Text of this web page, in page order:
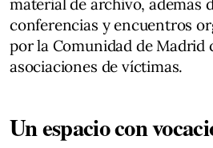
conferencias y encuentros
por la Comunidad de Madrid
asociaciones de víctimas.
Un espacio con